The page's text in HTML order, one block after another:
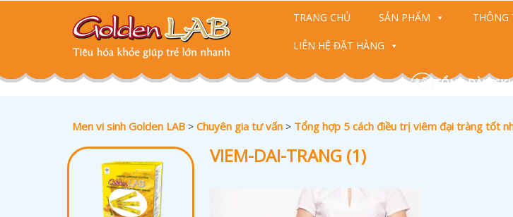
TRANG CHỦ SẢN PHẨM THÔNG
LIÊN HỆ ĐẶT HÀNG
TỔNG ĐÀI
Men vi sinh Golden LAB > Chuyên gia tư vấn > Tổng hợp 5 cách điều trị viêm đại tràng tốt
VIEM-DAI-TRANG (1)